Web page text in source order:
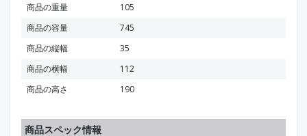
商品の重量
105
商品の容量
745
商品の縦幅
35
商品の横幅
112
商品の高さ
190
商品スペック情報